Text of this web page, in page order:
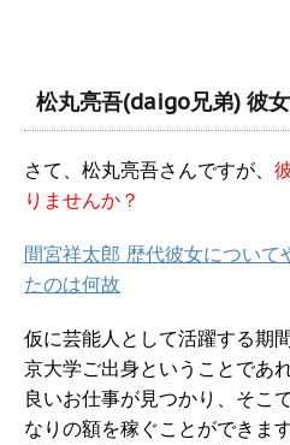
松丸亮吾(daigo兄弟) 彼
さて、松丸亮吾さんですが、
りませんか？
間宮祥太郎 歴代彼女について
たのは何故
仮に芸能人として活躍する期
京大学ご出身ということであ
良いお仕事が見つかり、そこ
なりの額を稼ぐことができま